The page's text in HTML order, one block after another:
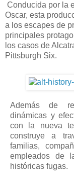
Conducida por la
Oscar, esta
a los escapes de
principales
los casos de
Pittsburgh Six.
Además de
dinámicas y
con la nueva
construye a
familias,
empleados de
históricas fugas.